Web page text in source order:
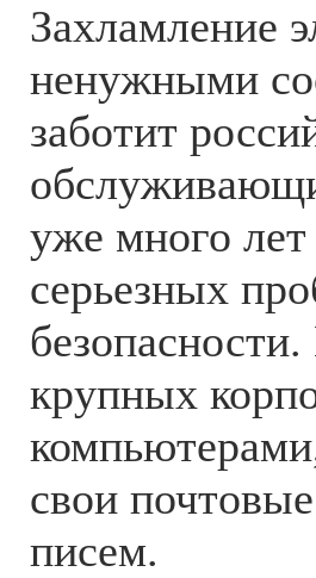
Захламление
ненужными
заботит
уже много
серьезных
крупных
свои
писем.